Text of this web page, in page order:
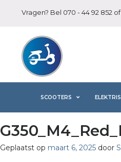
Vragen? Bel 070 - 44 92 852
SCOOTERS
Geplaatst op maart 6, 2025 door